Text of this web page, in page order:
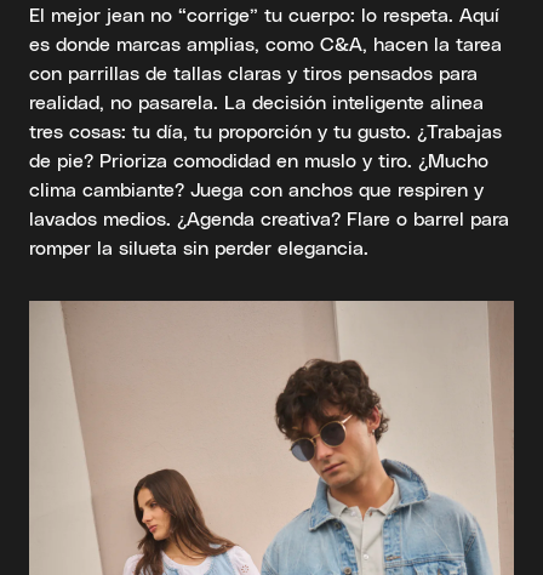
El mejor jean no “corrige” tu cuerpo: lo respeta. Aquí
es donde marcas amplias, como C&A, hacen la tarea
con parrillas de tallas claras y tiros pensados para
realidad, no pasarela. La decisión inteligente alinea
tres cosas: tu día, tu proporción y tu gusto. ¿Trabajas
de pie? Prioriza comodidad en muslo y tiro. ¿Mucho
clima cambiante? Juega con anchos que respiren y
lavados medios. ¿Agenda creativa? Flare o barrel para
romper la silueta sin perder elegancia.